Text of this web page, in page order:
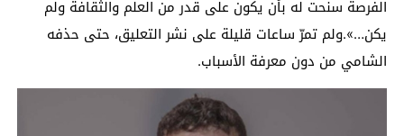
الفرصة سنحت له بأن يكون على قدر من العلم والثقافة ولم
يكن…».ولم تمرّ ساعات قليلة على نشر التعليق، حتى حذفه
الشامي من دون معرفة الأسباب.